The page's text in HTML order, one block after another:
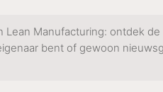
Lean Manufacturing: ontdek
bent of gewoon